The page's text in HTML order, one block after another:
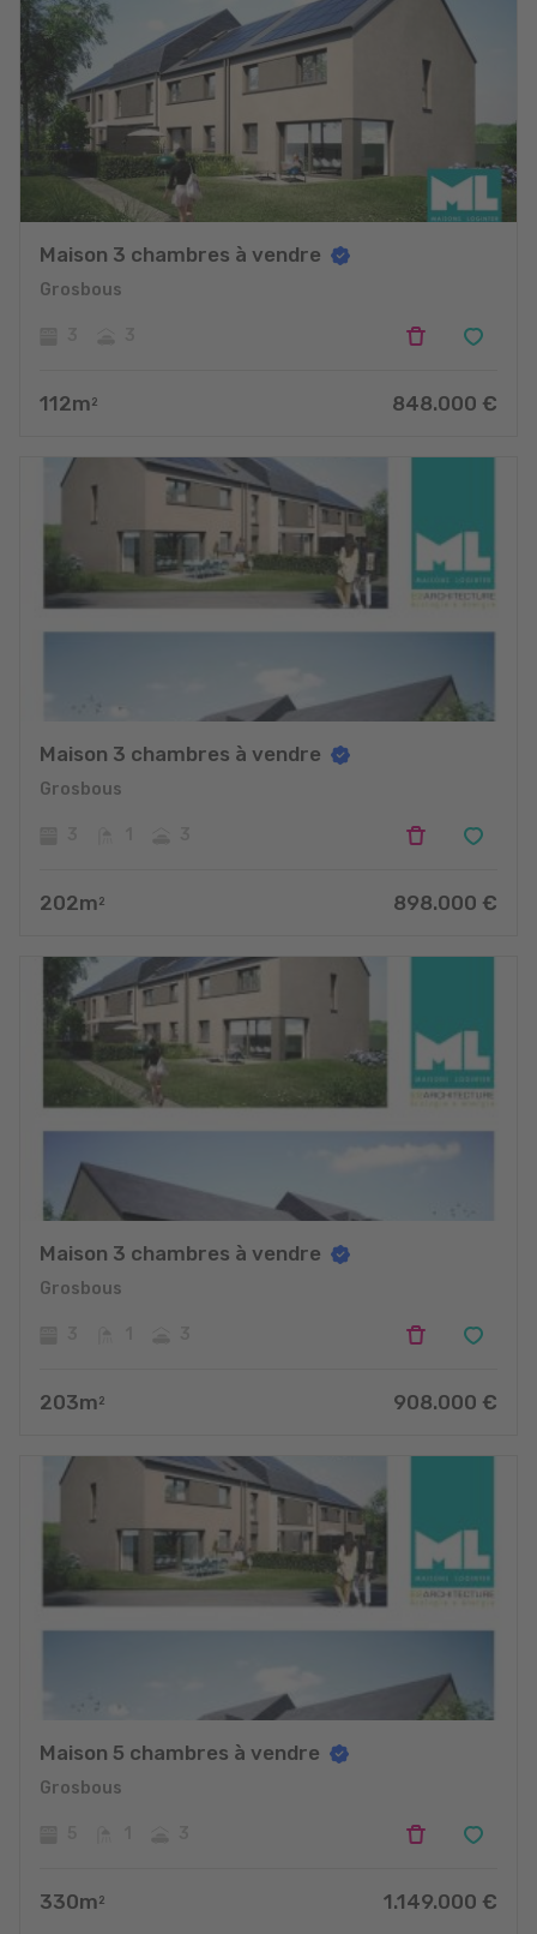
Maison 3 chambres à vendre
Grosbous
112m 2 848.000 €
Maison 3 chambres à vendre
Grosbous
202m 2 898.000 €
Maison 3 chambres à vendre
Grosbous
203m 2 908.000 €
Maison 5 chambres à vendre
Grosbous
330m 2 1.149.000 €